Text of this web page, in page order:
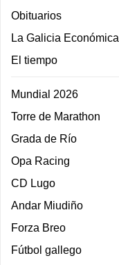
Obituarios
La Galicia Económica
El tiempo
Mundial 2026
Torre de Marathon
Grada de Río
Opa Racing
CD Lugo
Andar Miudiño
Forza Breo
Fútbol gallego